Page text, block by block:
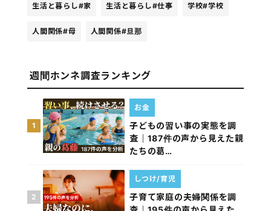
生活と暮らし#家 生活と暮らし#仕事 学校#学校
人間関係#母 人間関係#旦那
週間ホンネ調査ランキング
1
子どもの習い事の実態を調
査｜187件の声から見えた親
たちの葛…
お金
2
子育て家庭の夫婦関係を調
しつけ/育児